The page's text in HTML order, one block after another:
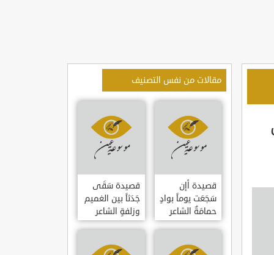
مقالات من نفس التصنيف
قصيدة أإن
سَجَعَت يوماً بوادٍ
حمامَةٌ الشاعر
العوام بن عقبة
قصيدة سَقَى
جَدَثاً بين الغميم
وزلفةٍ الشاعر
العوام بن عقبة